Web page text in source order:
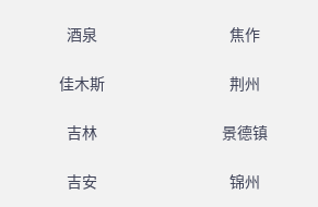
酒泉 焦作
佳木斯 荆州
吉林 景德镇
吉安 锦州